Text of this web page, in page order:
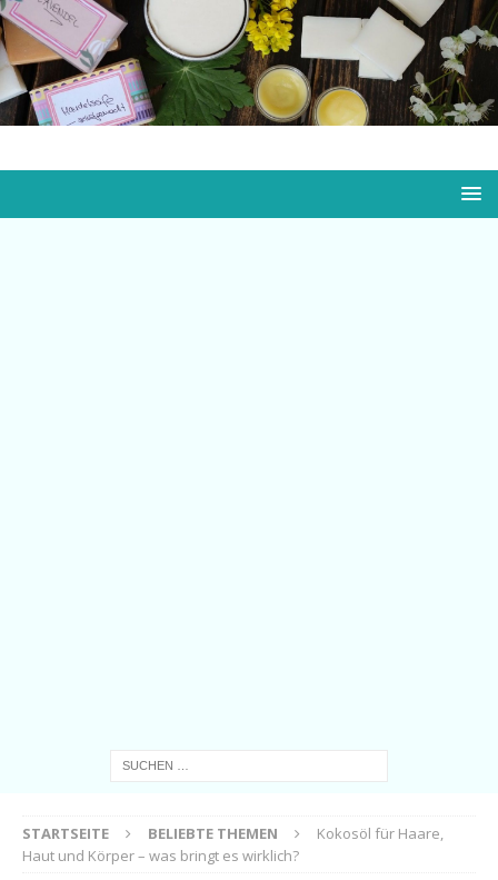
STARTSEITE BELIEBTE THEMEN
Kokosöl für Haare,
Haut und Körper – was bringt es wirklich?